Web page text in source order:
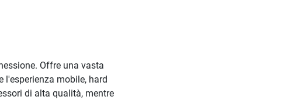
Offre una vasta
mobile, hard
di alta qualità, mentre